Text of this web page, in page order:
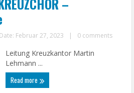
–
Date: Februar 27, 2023 | 0 comments
Leitung Kreuzkantor Martin
Lehmann ...
Read more